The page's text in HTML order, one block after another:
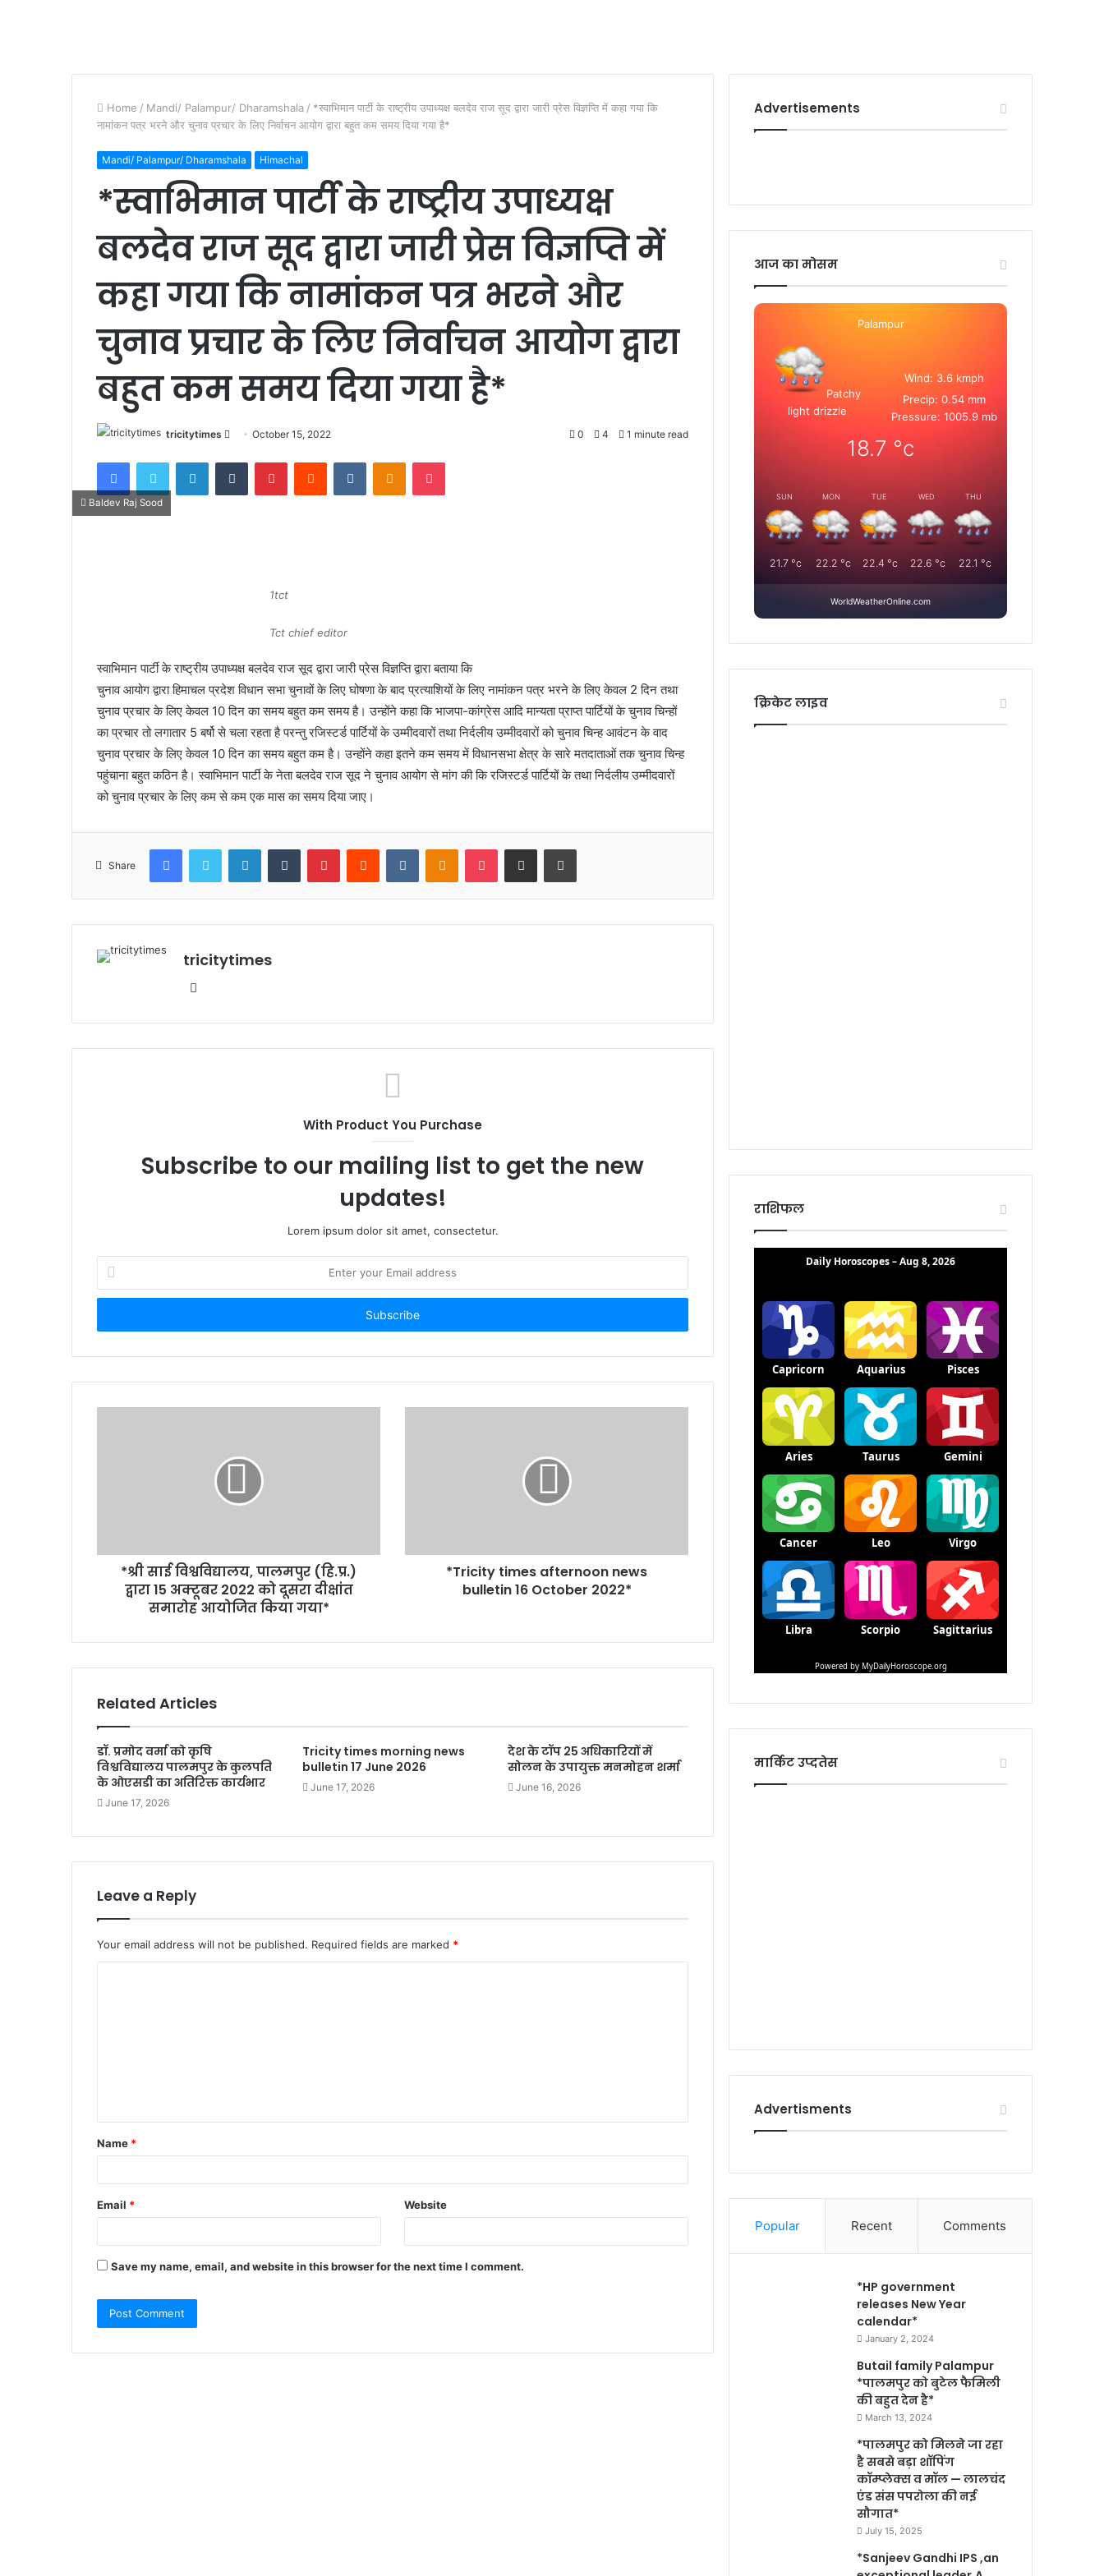
Home / Mandi/ Palampur/ Dharamshala / *स्वाभिमान पार्टी के राष्ट्रीय उपाध्यक्ष बलदेव राज सूद द्वारा जारी प्रेस विज्ञप्ति में कहा गया कि
नामांकन पत्र भरने और चुनाव प्रचार के लिए निर्वाचन आयोग द्वारा बहुत कम समय दिया गया है*
Mandi/ Palampur/ Dharamshala Himachal
*स्वाभिमान पार्टी के राष्ट्रीय उपाध्यक्ष
बलदेव राज सूद द्वारा जारी प्रेस विज्ञप्ति में
कहा गया कि नामांकन पत्र भरने और
चुनाव प्रचार के लिए निर्वाचन आयोग द्वारा
बहुत कम समय दिया गया है*
tricitytimes
Send
email
October 15, 2022 0 4 1 minute read
FacebookTwitter LinkedInTumblr PinterestReddit VKontakteOdnoklassniki
Pocket
Baldev Raj Sood
1tct
Tct chief editor
स्वाभिमान पार्टी के राष्ट्रीय उपाध्यक्ष बलदेव राज सूद द्वारा जारी प्रेस विज्ञप्ति द्वारा बताया कि
चुनाव आयोग द्वारा हिमाचल प्रदेश विधान सभा चुनावों के लिए घोषणा के बाद प्रत्याशियों के लिए नामांकन पत्र भरने के लिए केवल 2 दिन तथा
चुनाव प्रचार के लिए केवल 10 दिन का समय बहुत कम समय है। उन्होंने कहा कि भाजपा-कांग्रेस आदि मान्यता प्राप्त पार्टियों के चुनाव चिन्हों
का प्रचार तो लगातार 5 बर्षो से चला रहता है परन्तु रजिस्टर्ड पार्टियों के उम्मीदवारों तथा निर्दलीय उम्मीदवारों को चुनाव चिन्ह आवंटन के वाद
चुनाव प्रचार के लिए केवल 10 दिन का समय बहुत कम है। उन्होंने कहा इतने कम समय में विधानसभा क्षेत्र के सारे मतदाताओं तक चुनाव चिन्ह
पहुंचाना बहुत कठिन है। स्वाभिमान पार्टी के नेता बलदेव राज सूद ने चुनाव आयोग से मांग की कि रजिस्टर्ड पार्टियों के तथा निर्दलीय उम्मीदवारों
को चुनाव प्रचार के लिए कम से कम एक मास का समय दिया जाए।
Share
FacebookTwitter LinkedInTumblr PinterestReddit VKontakteOdnoklassniki
Pocket Share via Email Print
tricitytimes
Website
With Product You Purchase
Subscribe to our mailing list to get the new
updates!
Lorem ipsum dolor sit amet, consectetur.
your
Email
*श्री साई विश्वविद्यालय, पालमपुर (हि.प्र.)
द्वारा 15 अक्टूबर 2022 को दूसरा दीक्षांत
समारोह आयोजित किया गया*
*Tricity times afternoon news
bulletin 16 October 2022*
Related Articles
डॉ. प्रमोद वर्मा को कृषि
विश्वविद्यालय पालमपुर के कुलपति
के ओएसडी का अतिरिक्त कार्यभार
June 17, 2026
Tricity times morning news
bulletin 17 June 2026
June 17, 2026
देश के टॉप 25 अधिकारियों में
सोलन के उपायुक्त मनमोहन शर्मा
June 16, 2026
Leave a Reply
Your email address will not be published. Required fields are marked *
Name *
Email * Website
Save my name, email, and website in this browser for the next time I comment.
Advertisements
आज का मोसम
Palampur
Patchy
light drizzle
Wind: 3.6 kmph
Precip: 0.54 mm
Pressure: 1005.9 mb
18.7 °c
SUN
21.7 °c
MON
22.2 °c
TUE
22.4 °c
WED
22.6 °c
THU
22.1 °c
WorldWeatherOnline.com
क्रिकेट लाइव
राशिफल
मार्किट उप्दतेस
Advertisments
Popular Recent Comments
*HP government
releases New Year
calendar*
January 2, 2024
Butail family Palampur
*पालमपुर को बुटेल फैमिली
की बहुत देन है*
March 13, 2024
*पालमपुर को मिलने जा रहा
है सबसे बड़ा शॉपिंग
कॉम्प्लेक्स व मॉल — लालचंद
एंड संस पपरोला की नई
सौगात*
July 15, 2025
*Sanjeev Gandhi IPS ,an